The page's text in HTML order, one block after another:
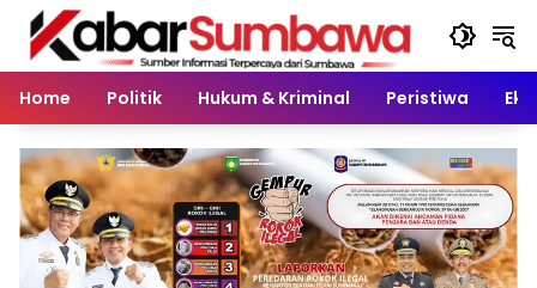
Langsung
konten
Home
Politik Hukum & Kriminal Peristiwa